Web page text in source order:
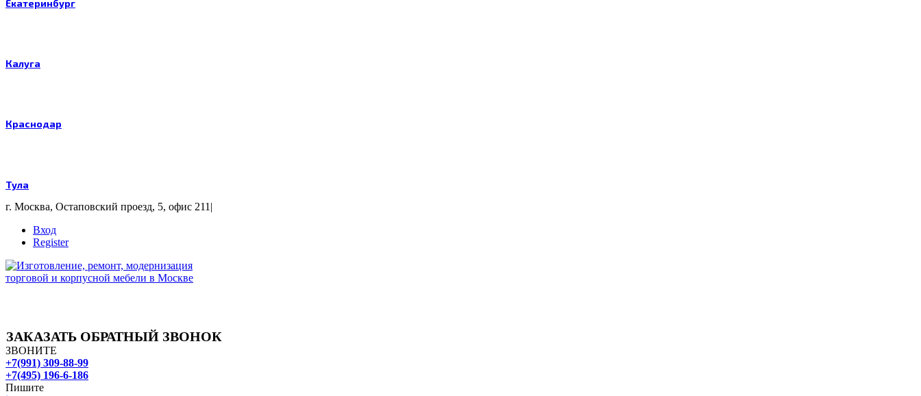
Екатеринбург
Калуга
Краснодар
Тула
г. Москва, Остаповский проезд, 5, офис 211 |
Вход
Register
ЗАКАЗАТЬ ОБРАТНЫЙ ЗВОНОК
ЗВОНИТЕ
+7(991) 309-88-99
+7(495) 196-6-186
Пишите